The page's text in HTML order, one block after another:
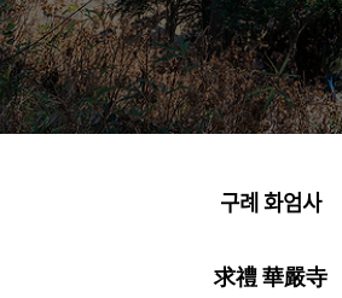
구례 화엄사
求禮 華嚴寺